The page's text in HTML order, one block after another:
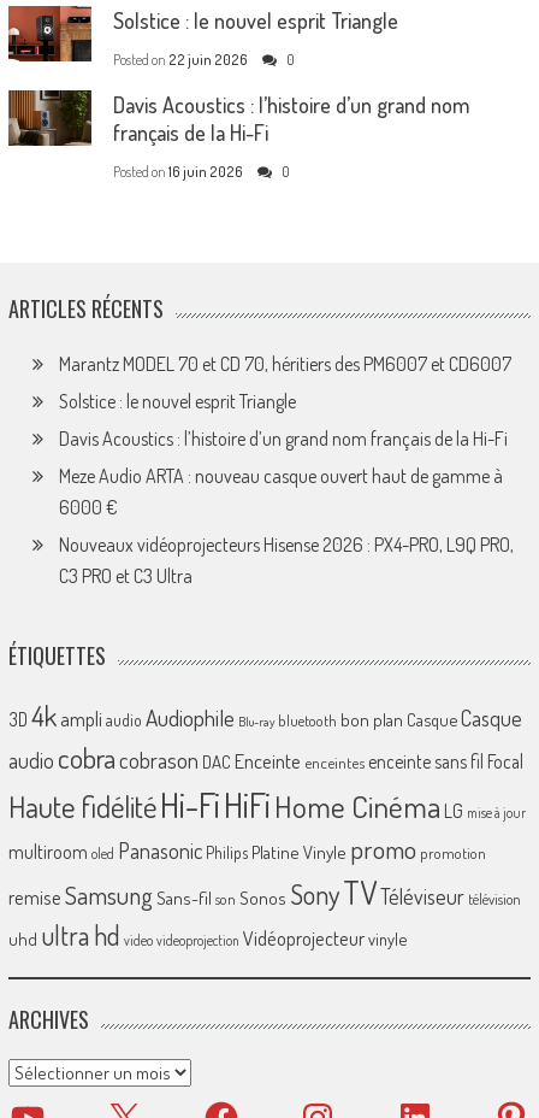
Solstice : le nouvel esprit Triangle
Posted on 22 juin 2026 0
Davis Acoustics : l’histoire d’un grand nom
français de la Hi-Fi
Posted on 16 juin 2026 0
ARTICLES RÉCENTS
Marantz MODEL 70 et CD 70, héritiers des PM6007 et CD6007
Solstice : le nouvel esprit Triangle
Davis Acoustics : l’histoire d’un grand nom français de la Hi-Fi
Meze Audio ARTA : nouveau casque ouvert haut de gamme à
6000 €
Nouveaux vidéoprojecteurs Hisense 2026 : PX4-PRO, L9Q PRO,
C3 PRO et C3 Ultra
ÉTIQUETTES
3D 4k ampliaudio Audiophile Blu-ray bluetooth bon plan CasqueCasque
audio cobracobrason DAC Enceinte enceintes enceinte sans fil Focal
Haute fidélitéHi-FiHiFiHome Cinéma LG mise à jour
multiroom oled Panasonic Philips Platine Vinyle promo promotion
remiseSamsungSans-fil son Sonos SonyTVTéléviseur télévision
uhd ultra hd video videoprojection Vidéoprojecteurvinyle
ARCHIVES
Archives